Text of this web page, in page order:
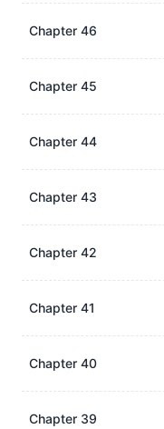
Chapter 46
Chapter 45
Chapter 44
Chapter 43
Chapter 42
Chapter 41
Chapter 40
Chapter 39